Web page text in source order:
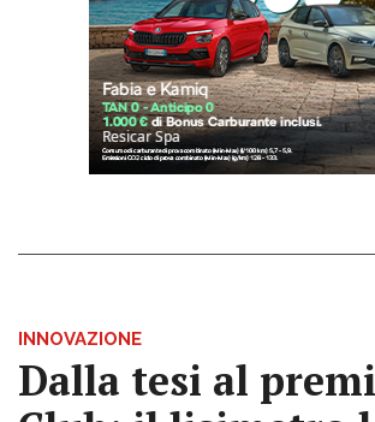
INNOVAZIONE
Dalla tesi al